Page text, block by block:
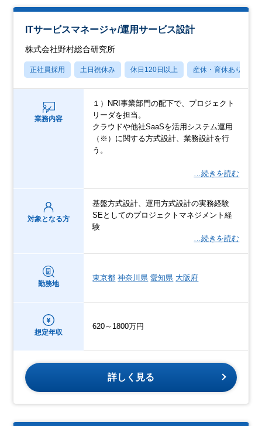
ITサービスマネージャ/運用サービス設計
株式会社野村総合研究所
正社員採用 土日祝休み 休日120日以上 産休・育休あり
業務内容
１）NRI事業部門の配下で、プロジェクト
リーダを担当。
クラウドや他社SaaSを活用システム運用
（※）に関する方式設計、業務設計を行
う。
…続きを読む
対象となる方
基盤方式設計、運用方式設計の実務経験
SEとしてのプロジェクトマネジメント経
験
…続きを読む
勤務地
東京都 神奈川県 愛知県 大阪府
想定年収
620～1800万円
詳しく見る